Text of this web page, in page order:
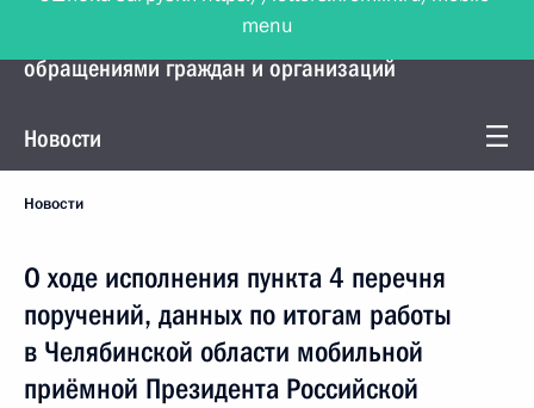
Управление Президента по работе с
обращениями граждан и организаций
Новости
Новости
О ходе исполнения пункта 4 перечня
поручений, данных по итогам работы
в Челябинской области мобильной
приёмной Президента Российской
menu